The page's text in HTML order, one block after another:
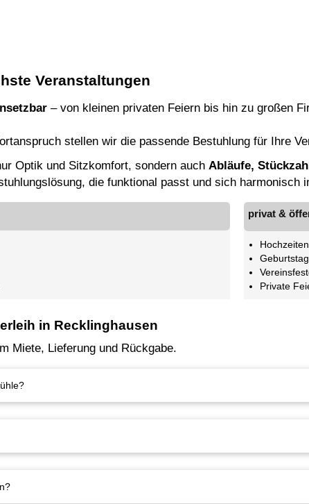
Veranstaltungen
– von kleinen privaten Feiern bis hin zu großen
stellen wir die passende Bestuhlung für Ihre
Optik und Sitzkomfort, sondern auch Abläufe,
die funktional passt und sich harmonisch
privat &
Private
in Recklinghausen
Miete, Lieferung und Rückgabe.